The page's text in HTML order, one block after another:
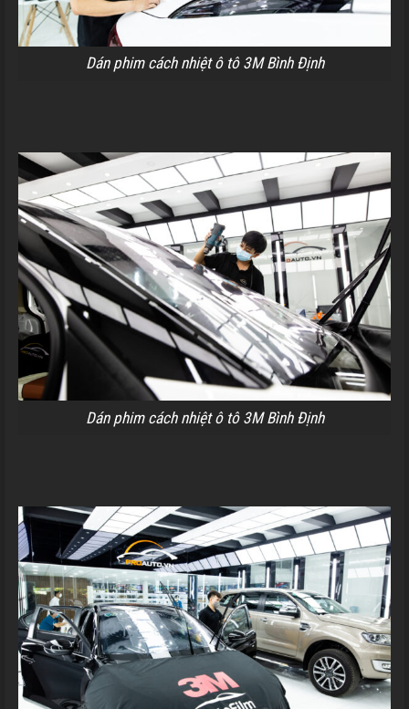
Dán phim cách nhiệt ô tô 3M Bình Định
Dán phim cách nhiệt ô tô 3M Bình Định